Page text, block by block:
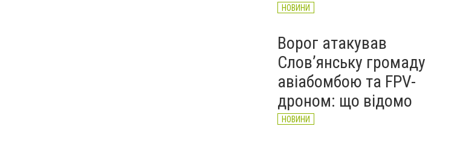
НОВИНИ
Ворог атакував
Слов’янську громаду
авіабомбою та FPV-
дроном: що відомо
НОВИНИ